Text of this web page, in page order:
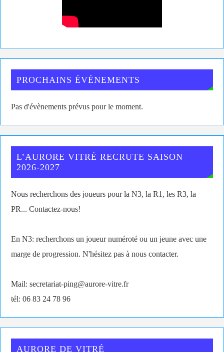
PROCHAINS ÉVÉNEMENTS
Pas d'évènements prévus pour le moment.
L’AURORE VITRÉ RECRUTE SAISON
2026-2027
Nous recherchons des joueurs pour la N3, la R1, les R3, la
PR... Contactez-nous!
En N3: recherchons un joueur numéroté ou un jeune avec une
marge de progression. N'hésitez pas à nous contacter.
Mail: secretariat-ping@aurore-vitre.fr
tél: 06 83 24 78 96
AURORE DE VITRÉ